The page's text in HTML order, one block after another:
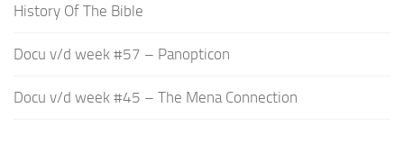
History Of The Bible
Docu v/d week #57 – Panopticon
Docu v/d week #45 – The Mena Connection